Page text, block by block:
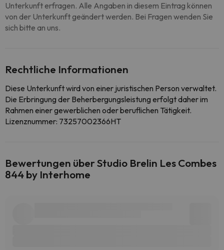
Unterkunft erfragen. Alle Angaben in diesem Eintrag können
von der Unterkunft geändert werden. Bei Fragen wenden Sie
sich bitte an uns.
Rechtliche Informationen
Diese Unterkunft wird von einer juristischen Person verwaltet.
Die Erbringung der Beherbergungsleistung erfolgt daher im
Rahmen einer gewerblichen oder beruflichen Tätigkeit.
Lizenznummer: 73257002366HT
Bewertungen über Studio Brelin Les Combes
844 by Interhome